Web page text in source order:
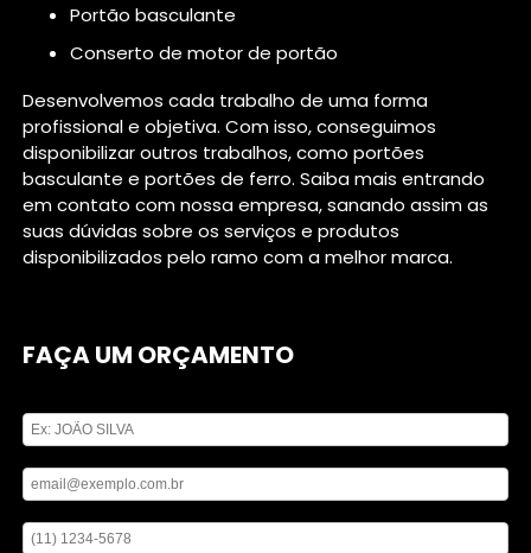
portão basculante
conserto de motor de portão
Desenvolvemos cada trabalho de uma forma
profissional e objetiva. Com isso, conseguimos
disponibilizar outros trabalhos, como portões
basculante e portões de ferro. Saiba mais entrando
em contato com nossa empresa, sanando assim as
suas dúvidas sobre os serviços e produtos
disponibilizados pelo ramo com a melhor marca.
FAÇA UM ORÇAMENTO